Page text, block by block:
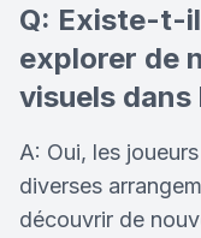
Q: Existe-t-
explorer de
visuels dans
A: Oui, les
diverses
découvrir de